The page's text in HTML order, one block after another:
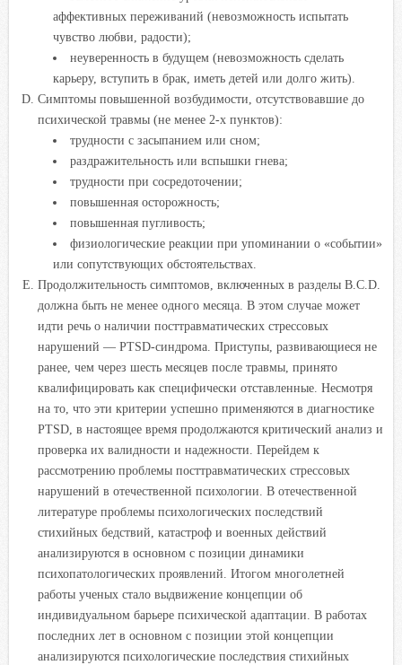
аффективных переживаний (невозможность испытать
чувство любви, радости);
неуверенность в будущем (невозможность сделать
карьеру, вступить в брак, иметь детей или долго жить).
Симптомы повышенной возбудимости, отсутствовавшие до
психической травмы (не менее 2-х пунктов):
трудности с засыпанием или сном;
раздражительность или вспышки гнева;
трудности при сосредоточении;
повышенная осторожность;
повышенная пугливость;
физиологические реакции при упоминании о «событии»
или сопутствующих обстоятельствах.
Продолжительность симптомов, включенных в разделы B.C.D.
должна быть не менее одного месяца. В этом случае может
идти речь о наличии посттравматических стрессовых
нарушений — PTSD-синдрома. Приступы, развивающиеся не
ранее, чем через шесть месяцев после травмы, принято
квалифицировать как специфически отставленные. Несмотря
на то, что эти критерии успешно применяются в диагностике
PTSD, в настоящее время продолжаются критический анализ и
проверка их валидности и надежности. Перейдем к
рассмотрению проблемы посттравматических стрессовых
нарушений в отечественной психологии. В отечественной
литературе проблемы психологических последствий
стихийных бедствий, катастроф и военных действий
анализируются в основном с позиции динамики
психопатологических проявлений. Итогом многолетней
работы ученых стало выдвижение концепции об
индивидуальном барьере психической адаптации. В работах
последних лет в основном с позиции этой концепции
анализируются психологические последствия стихийных